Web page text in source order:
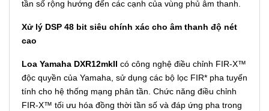
tần số rộng hướng đến các cạnh của vùng phủ âm thanh.
Xử lý DSP 48 bit siêu chính xác cho âm thanh độ nét
cao
Loa Yamaha DXR12mkII có công nghệ điều chỉnh FIR-X™
độc quyền của Yamaha, sử dụng các bộ lọc FIR* pha tuyến
tính cho hệ thống mạng phân tần. Chức năng điều chỉnh
FIR-X™ tối ưu hóa đồng thời tần số và đáp ứng pha trong